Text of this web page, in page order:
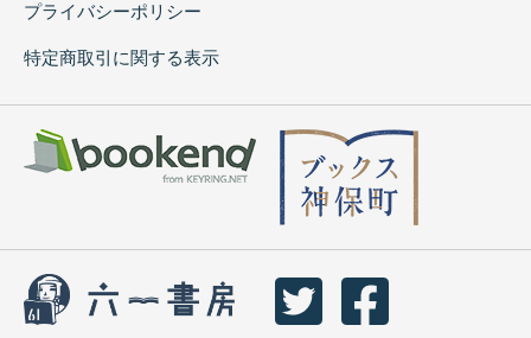
プライバシーポリシー
特定商取引に関する表示